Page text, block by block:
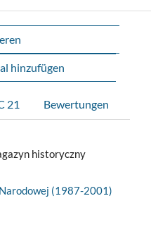
hinzufügen
21 Bewertungen
historyczny
(1987-2001)